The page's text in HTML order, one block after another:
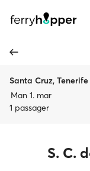
Santa Cruz, Tenerife
Man 1. mar
1 passager
S. C.